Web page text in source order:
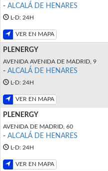
- ALCALÁ DE HENARES
L-D: 24H
VER EN MAPA
PLENERGY
AVENIDA AVENIDA DE MADRID, 9
- ALCALÁ DE HENARES
L-D: 24H
VER EN MAPA
PLENERGY
AVENIDA DE MADRID, 60
- ALCALÁ DE HENARES
L-D: 24H
VER EN MAPA